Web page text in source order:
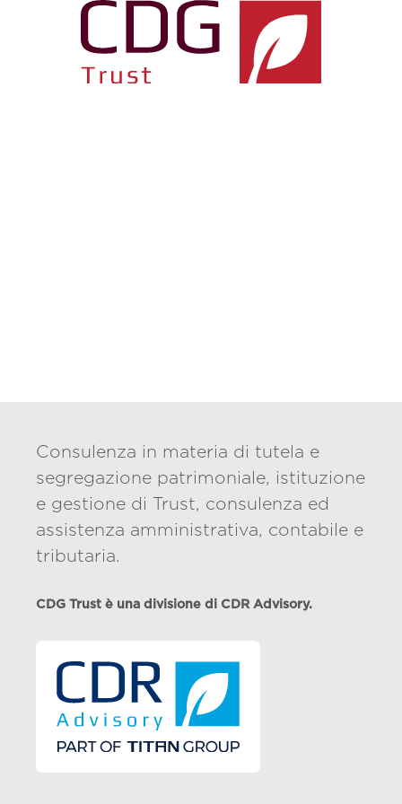
Consulenza in materia di tutela e
segregazione patrimoniale, istituzione
e gestione di Trust, consulenza ed
assistenza amministrativa, contabile e
tributaria.
CDG Trust è una divisione di CDR Advisory.